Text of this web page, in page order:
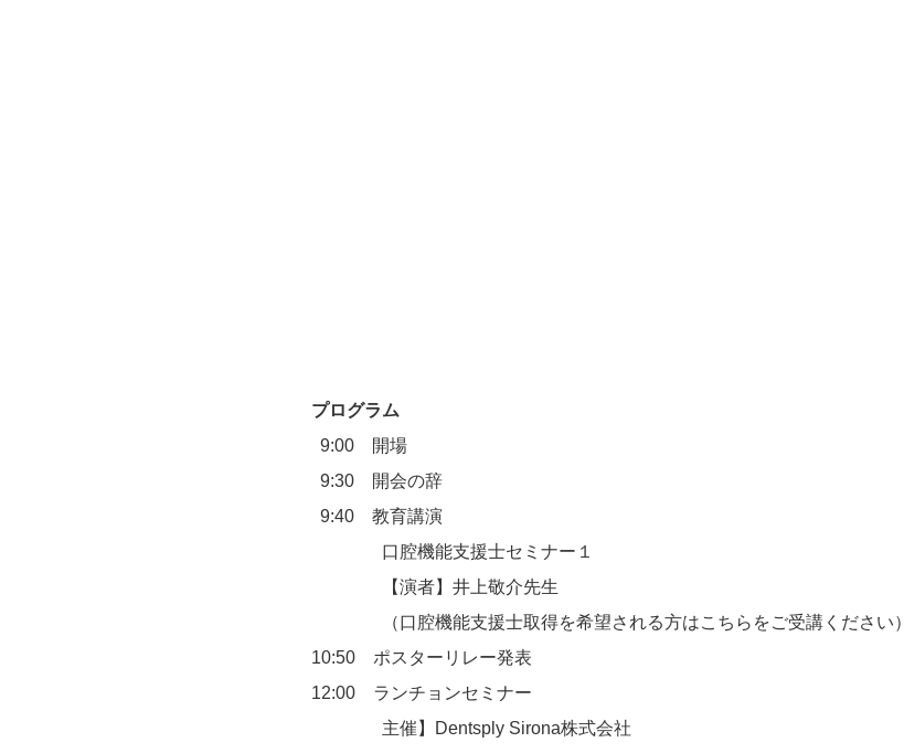
プログラム
  9:00　開場
  9:30　開会の辞
  9:40　教育講演
口腔機能支援士セミナー１
【演者】井上敬介先生
（口腔機能支援士取得を希望される方はこちらをご受講ください）
10:50　ポスターリレー発表
12:00　ランチョンセミナー
主催】Dentsply Sirona株式会社